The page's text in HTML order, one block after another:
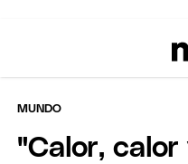
MUNDO
"Calor,